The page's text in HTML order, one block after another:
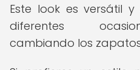
Este look es versátil
diferentes
cambiando los